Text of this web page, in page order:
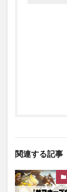
関連する記事